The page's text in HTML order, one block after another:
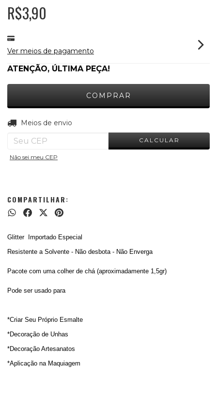
R$3,90
Ver meios de pagamento
ATENÇÃO, ÚLTIMA PEÇA!
Entregas para o CEP:
Meios de envio
CALCULAR
Não sei meu CEP
COMPARTILHAR:
Glitter Importado Especial
Resistente a Solvente - Não desbota - Não Enverga
Pacote com uma colher de chá (aproximadamente 1,5gr)
Pode ser usado para
*Criar Seu Próprio Esmalte
*Decoração de Unhas
*Decoração Artesanatos
*Aplicação na Maquiagem